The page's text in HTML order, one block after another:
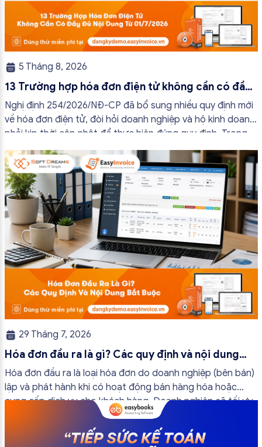
5 Tháng 8, 2026
13 Trường hợp hóa đơn điện tử không cần có đầy
đủ nội dung từ 01/7/2026
Nghị định 254/2026/NĐ-CP đã bổ sung nhiều quy định mới
về hóa đơn điện tử, đòi hỏi doanh nghiệp và hộ kinh doanh
phải kịp thời cập nhật để thực hiện đúng quy định. Trong
bài viết này, hóa đơn điện tử EasyInvoice sẽ chia sẻ 13
trường hợp hóa đơn điện tử không cần […]
29 Tháng 7, 2026
Hóa đơn đầu ra là gì? Các quy định và nội dung
bắt buộc mới nhất
Hóa đơn đầu ra là loại hóa đơn do doanh nghiệp (bên bán)
lập và phát hành khi có hoạt động bán hàng hóa hoặc
cung cấp dịch vụ cho khách hàng. Doanh nghiệp sẽ tối ưu
quy trình vận hành và tránh được những án phạt hành
chính không đáng có nếu nắm rõ […]